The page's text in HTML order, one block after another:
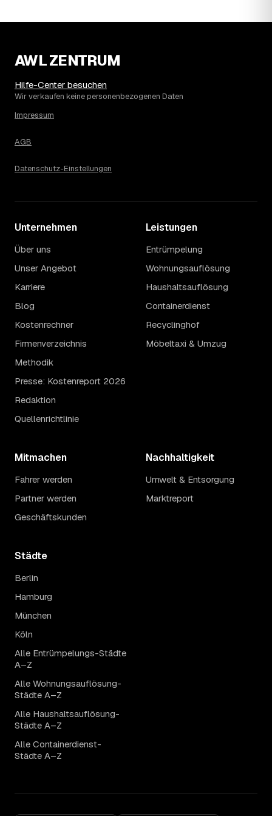
Neustadt a.d.Waldnaab liegt bei einem Ø-Preis von rund
von Größe und Wertanrechnung des Hausstands ab, ein
AWL ZENTRUM
Hilfe-Center besuchen
Wir verkaufen keine personenbezogenen Daten
Impressum
AGB
Datenschutz-Einstellungen
Unternehmen
Über uns
Unser Angebot
Karriere
Blog
Kostenrechner
Firmenverzeichnis
Methodik
Presse: Kostenreport 2026
Redaktion
Quellenrichtlinie
Leistungen
Entrümpelung
Wohnungsauflösung
Haushaltsauflösung
Containerdienst
Recyclinghof
Möbeltaxi & Umzug
Mitmachen
Fahrer werden
Partner werden
Geschäftskunden
Nachhaltigkeit
Umwelt & Entsorgung
Marktreport
Städte
Berlin
Hamburg
München
Köln
Alle Entrümpelungs-Städte
A–Z
Alle Wohnungsauflösung-
Städte A–Z
Alle Haushaltsauflösung-
Städte A–Z
Alle Containerdienst-
Städte A–Z